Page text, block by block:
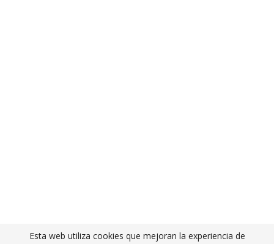
Esta web utiliza cookies que mejoran la experiencia de